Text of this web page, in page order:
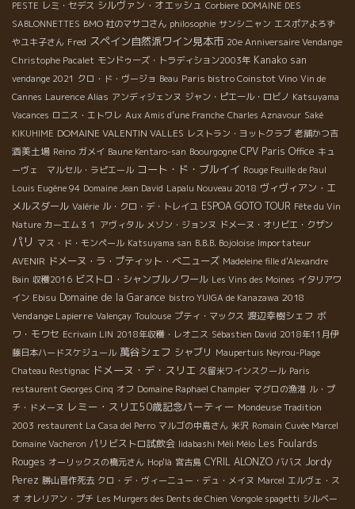
PESTE レミ・セデス シルヴァン・オエッシュ Corbiere DOMAINE DES
SABLONNETTES BMO 社のマサコさん philosophie サンシニャン エスポアよろず
やユキ子さん Fred スペイン自然派ワイン見本市 20e Anniversaire Vendange
Christophe Pacalet モンドゥーズ・トラディション2003年 Kanako san
vendange 2021 クロ・ド・ヴージョ Beau Paris bistro Coinstot Vino Vin de
Cannes Laurence Alias アンディジェンヌ ジャン・ピエール・ロビノ Katsuyama
Vacances ロニス・エトワレ Aux Amis d’une Franche Charles Aznavour Saké
KIKUHIME DOMAINE VALENTIN VALLES レストラン・ヨットクラブ 老舗かつ吉
酒美土場 Reino ガメイ Baune Kentaro-san Boourgogne CPV Paris Office キュ
ーヴェ マルセル・ラピエール コート・ド・ブルイイ Rouge Feuille de Paul
Louis Eugène 94 Domaine Jean David Lapalu Nouveau 2018 ヴィヴィアン・エ
メルスダール Valérie ル・クロ・デ・トレイユ ESPOA GOTO TOUR Fête du Vin
Nature カーエム３１ アヴィタル メゾン・ジョンヌ ドメーヌ・オリビエ・クザン
パリ マス・ド・モンペール Katsuyama san B.B.B. Bojoloise Importateur
AVENIR ドメーヌ・ラ・プティット・べニューズ Madeleine fille d'Alexandre
Bain 収穫2016 ビストロ・シャンブルノワール Les Vins des Moines イタリアワ
イン Ebisu Domaine de la Garance bistro YUIGA de Kanazawa 2018
Vendange Lapierre Valençay Toulouse プティ・マックス 渡辺幸樹シェフ ボ
ワ・モワセ Ecrivain LIN 2018年収穫・レオニス Sébastien David 2018年11月伊
藤日本ハードスケジュール 萬谷シェフ シャブリ Maupertuis Neyrou-Plage
Chateau Restignac ドメーヌ・デ・スリエ 久留米ワインスクール Paris
restaurent Georges Cinq オフ Domaine Raphael Champier マグロの漁港 ル・プ
チ・ドメーヌ レミー・スリエ50歳記念パーティー Mondeuse Tradition
2003 restaurent La Casa del Perro マルゴの中島さん 米沢 Romain Cuvée Marcel
Domaine Vacheron パリビストロ試飲会 Iidabashi Méli Mélo Les Foulards
Rouges オーリックスの橋元さん Hop'là 宮古島 CYRIL ALONZO ババス Jordy
Perez 勝山晋作死去 クロ・デ・ヴィーニュー・デュ・メイヌ Marcel エルヴェ・ス
オ オレリアン・プチ Les Murgers des Dents de Chien Vongole spagetti シルベー